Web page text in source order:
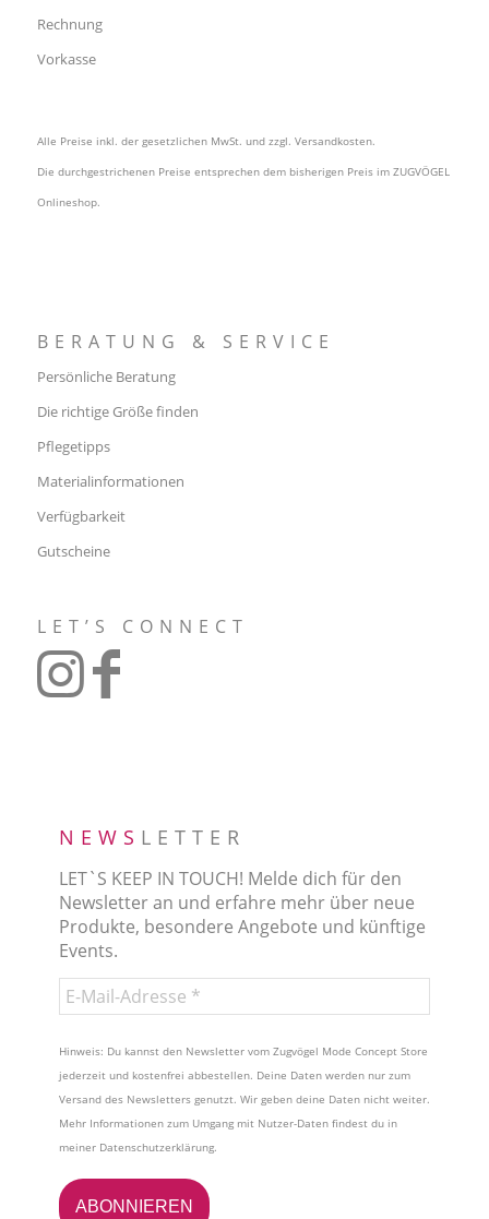
Rechnung
Vorkasse
Alle Preise inkl. der gesetzlichen MwSt. und zzgl. Versandkosten.
Die durchgestrichenen Preise entsprechen dem bisherigen Preis im ZUGVÖGEL
Onlineshop.
BERATUNG & SERVICE
Persönliche Beratung
Die richtige Größe finden
Pflegetipps
Materialinformationen
Verfügbarkeit
Gutscheine
LET’S CONNECT
NEWS LETTER
LET`S KEEP IN TOUCH! Melde dich für den
Newsletter an und erfahre mehr über neue
Produkte, besondere Angebote und künftige
Events.
Hinweis: Du kannst den Newsletter vom Zugvögel Mode Concept Store
jederzeit und kostenfrei abbestellen. Deine Daten werden nur zum
Versand des Newsletters genutzt. Wir geben deine Daten nicht weiter.
Mehr Informationen zum Umgang mit Nutzer-Daten findest du in
meiner Datenschutzerklärung.